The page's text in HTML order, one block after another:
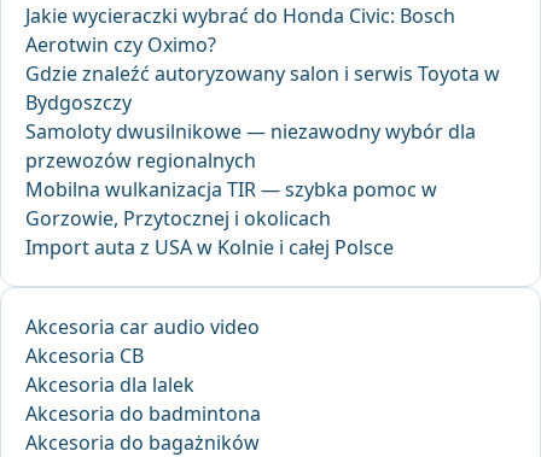
Jakie wycieraczki wybrać do Honda Civic: Bosch
Aerotwin czy Oximo?
Gdzie znaleźć autoryzowany salon i serwis Toyota w
Bydgoszczy
Samoloty dwusilnikowe — niezawodny wybór dla
przewozów regionalnych
Mobilna wulkanizacja TIR — szybka pomoc w
Gorzowie, Przytocznej i okolicach
Import auta z USA w Kolnie i całej Polsce
Akcesoria car audio video
Akcesoria CB
Akcesoria dla lalek
Akcesoria do badmintona
Akcesoria do bagażników